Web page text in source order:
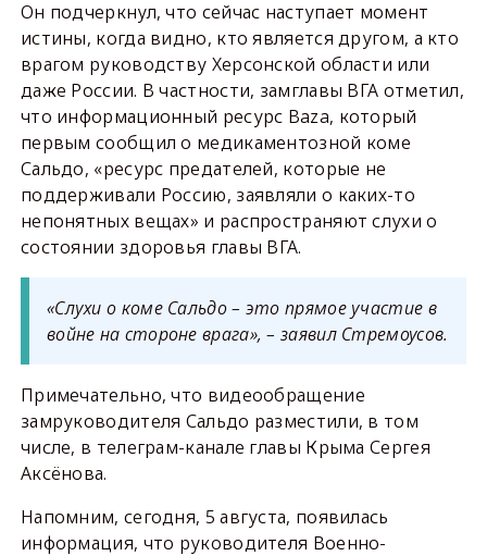
Он подчеркнул, что сейчас наступает момент
истины, когда видно, кто является другом, а кто
врагом руководству Херсонской области или
даже России. В частности, замглавы ВГА отметил,
что информационный ресурс Baza, который
первым сообщил о медикаментозной коме
Сальдо, «ресурс предателей, которые не
поддерживали Россию, заявляли о каких-то
непонятных вещах» и распространяют слухи о
состоянии здоровья главы ВГА.
«Слухи о коме Сальдо – это прямое участие в
войне на стороне врага», – заявил Стремоусов.
Примечательно, что видеообращение
замруководителя Сальдо разместили, в том
числе, в телеграм-канале главы Крыма Сергея
Аксёнова.
Напомним, сегодня, 5 августа, появилась
информация, что руководителя Военно-